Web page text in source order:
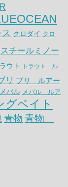
クロダイ クロ
スチールミノー
ウト トラウト ル
リ ブリ ルアー
メバル メバル ルア
グベイト
青物 青物